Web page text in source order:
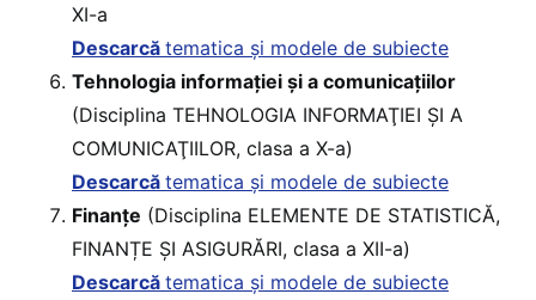
XI-a
Descarcă tematica și modele de subiecte
Tehnologia informației şi a comunicațiilor
(Disciplina TEHNOLOGIA INFORMAŢIEI ŞI A
COMUNICAŢIILOR, clasa a X-a)
Descarcă tematica și modele de subiecte
Finanțe (Disciplina ELEMENTE DE STATISTICĂ,
FINANȚE ȘI ASIGURĂRI, clasa a XII-a)
Descarcă tematica și modele de subiecte